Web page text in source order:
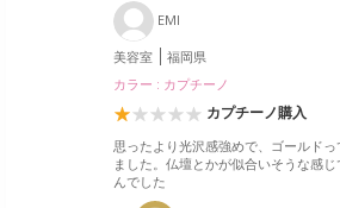
EMI
美容室
福岡県
カラー : カプチーノ
カプチーノ購入
思ったより光沢感強めで、ゴールド
ました。仏壇とかが似合いそうな感
んでした